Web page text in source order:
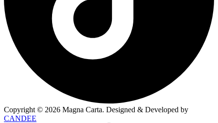
Copyright © 2026 Magna Carta. Designed & Developed by
CANDEE